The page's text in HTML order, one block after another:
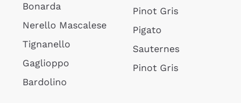
Bonarda
Nerello Mascalese
Tignanello
Gaglioppo
Bardolino
Pinot Gris
Pigato
Sauternes
Pinot Gris